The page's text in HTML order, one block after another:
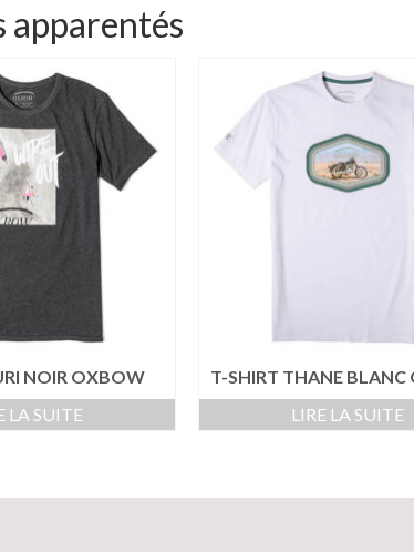
apparentés
NOIR OXBOW
LA SUITE
T-SHIRT THANE
LIRE LA SUITE